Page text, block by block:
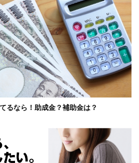
るなら！助成金？補助金は？